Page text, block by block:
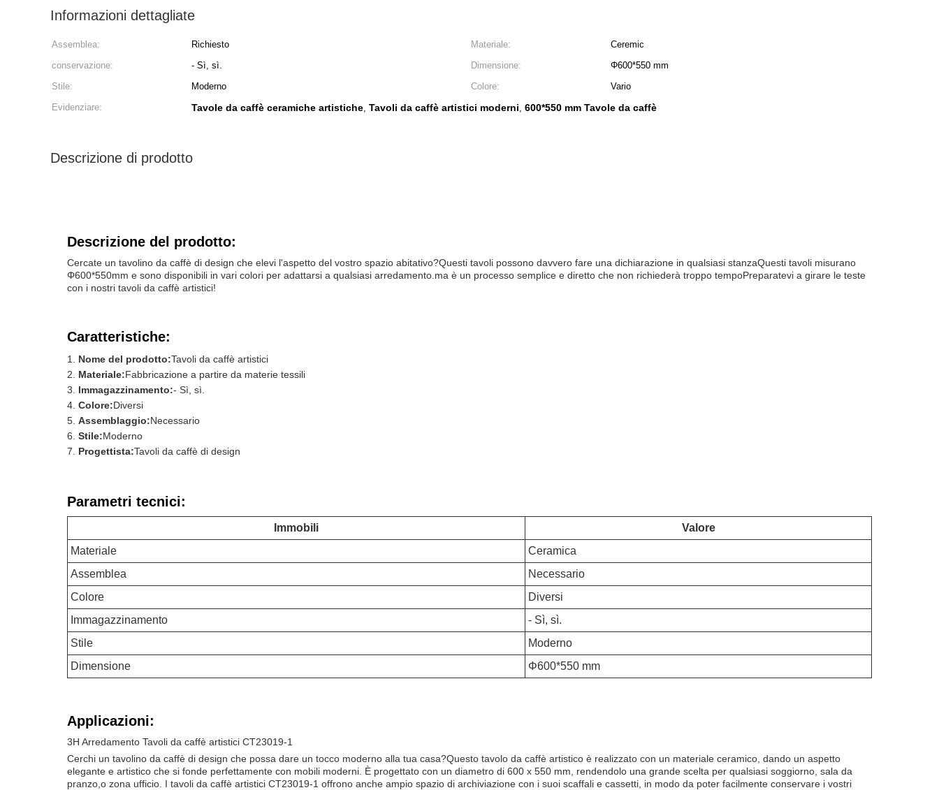
Informazioni dettagliate
Assemblea: Richiesto Materiale:
Ceremic
conservazione:
- Sì, sì. Dimensione:
Φ600*550 mm
Stile:
Moderno Colore:
Vario
Evidenziare:
Tavole da caffè ceramiche artistiche, Tavoli da caffè artistici moderni, 600*550 mm Tavole da caffè
Descrizione di prodotto
Descrizione del prodotto:
Cercate un tavolino da caffè di design che elevi l'aspetto del vostro spazio abitativo?Questi tavoli possono davvero fare una dichiarazione in qualsiasi stanzaQuesti tavoli misurano
Φ600*550mm e sono disponibili in vari colori per adattarsi a qualsiasi arredamento.ma è un processo semplice e diretto che non richiederà troppo tempoPreparatevi a girare le teste
con i nostri tavoli da caffè artistici!
Caratteristiche:
Nome del prodotto:Tavoli da caffè artistici
Materiale:Fabbricazione a partire da materie tessili
Immagazzinamento:- Sì, sì.
Colore:Diversi
Assemblaggio:Necessario
Stile:Moderno
Progettista:Tavoli da caffè di design
Parametri tecnici:
Immobili
Valore
Materiale
Ceramica
Assemblea
Necessario
Colore
Diversi
Immagazzinamento
- Sì, sì.
Stile
Moderno
Dimensione
Φ600*550 mm
Applicazioni:
3H Arredamento Tavoli da caffè artistici CT23019-1
Cerchi un tavolino da caffè di design che possa dare un tocco moderno alla tua casa?Questo tavolo da caffè artistico è realizzato con un materiale ceramico, dando un aspetto
elegante e artistico che si fonde perfettamente con mobili moderni. È progettato con un diametro di 600 x 550 mm, rendendolo una grande scelta per qualsiasi soggiorno, sala da
pranzo,o zona ufficio. I tavoli da caffè artistici CT23019-1 offrono anche ampio spazio di archiviazione con i suoi scaffali e cassetti, in modo da poter facilmente conservare i vostri